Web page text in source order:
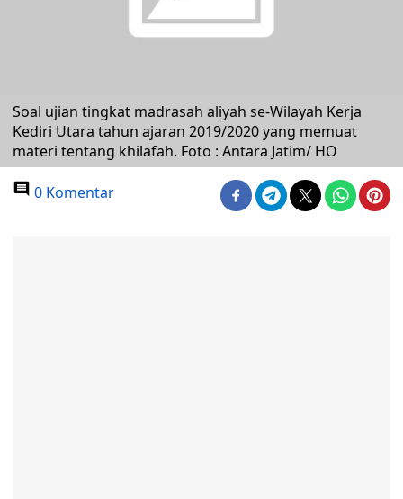
Soal ujian tingkat madrasah aliyah se-Wilayah Kerja
Kediri Utara tahun ajaran 2019/2020 yang memuat
materi tentang khilafah. Foto : Antara Jatim/ HO
0 Komentar